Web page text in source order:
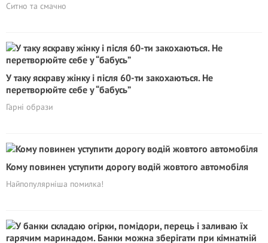
Ситно та смачно
У таку яскраву жінку і після 60-ти закохаються. Не
перетворюйте себе у “бабусь”
Гарні образи
Кому повинен уступити дорогу водій жовтого автомобіля
Найпопулярніша помилка!